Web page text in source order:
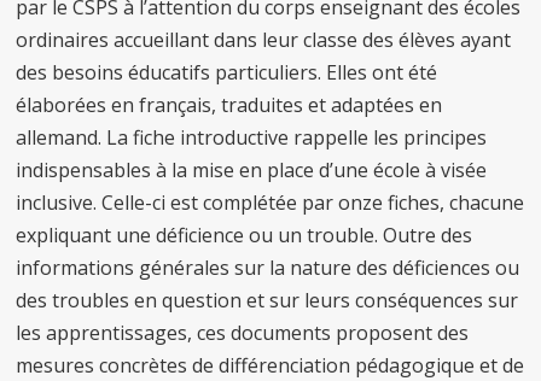
par le CSPS à l’attention du corps enseignant des écoles
ordinaires accueillant dans leur classe des élèves ayant
des besoins éducatifs particuliers. Elles ont été
élaborées en français, traduites et adaptées en
allemand. La fiche introductive rappelle les principes
indispensables à la mise en place d’une école à visée
inclusive. Celle-ci est complétée par onze fiches, chacune
expliquant une déficience ou un trouble. Outre des
informations générales sur la nature des déficiences ou
des troubles en question et sur leurs conséquences sur
les apprentissages, ces documents proposent des
mesures concrètes de différenciation pédagogique et de